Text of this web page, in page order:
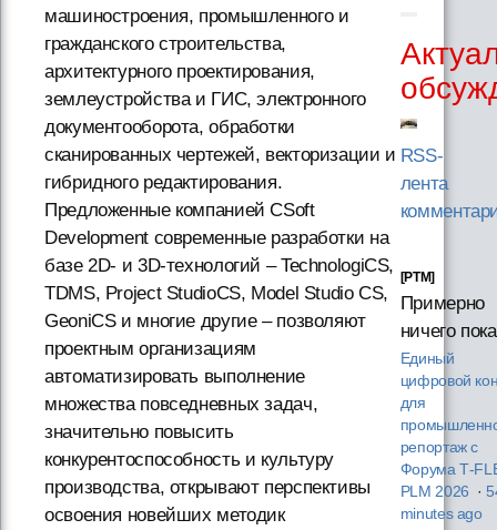
машиностроения, промышленного и
гражданского строительства,
архитектурного проектирования,
землеустройства и ГИС, электронного
документооборота, обработки
сканированных чертежей, векторизации и
гибридного редактирования.
Предложенные компанией CSoft
Development современные разработки на
базе 2D- и 3D-технологий – TechnologiCS,
TDMS, Project StudioCS, Model Studio CS,
GeoniCS и многие другие – позволяют
проектным организациям
автоматизировать выполнение
множества повседневных задач,
значительно повысить
конкурентоспособность и культуру
производства, открывают перспективы
освоения новейших методик
RSS-
лента
[PTM]
Примерно
ничего
Единый
цифровой
для
репортаж с
Форума
PLM 2026 ·
minutes ago